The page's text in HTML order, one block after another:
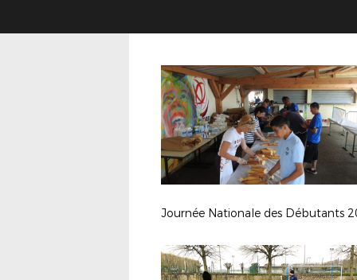
Journée Nationale des Débutants